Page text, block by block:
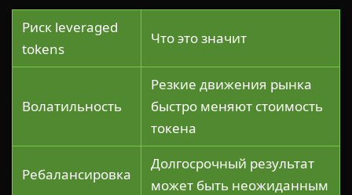
Риск leveraged
tokens
Что это значит
Волатильность
Резкие движения рынка
быстро меняют стоимость
токена
Ребалансировка
Долгосрочный результат
может быть неожиданным